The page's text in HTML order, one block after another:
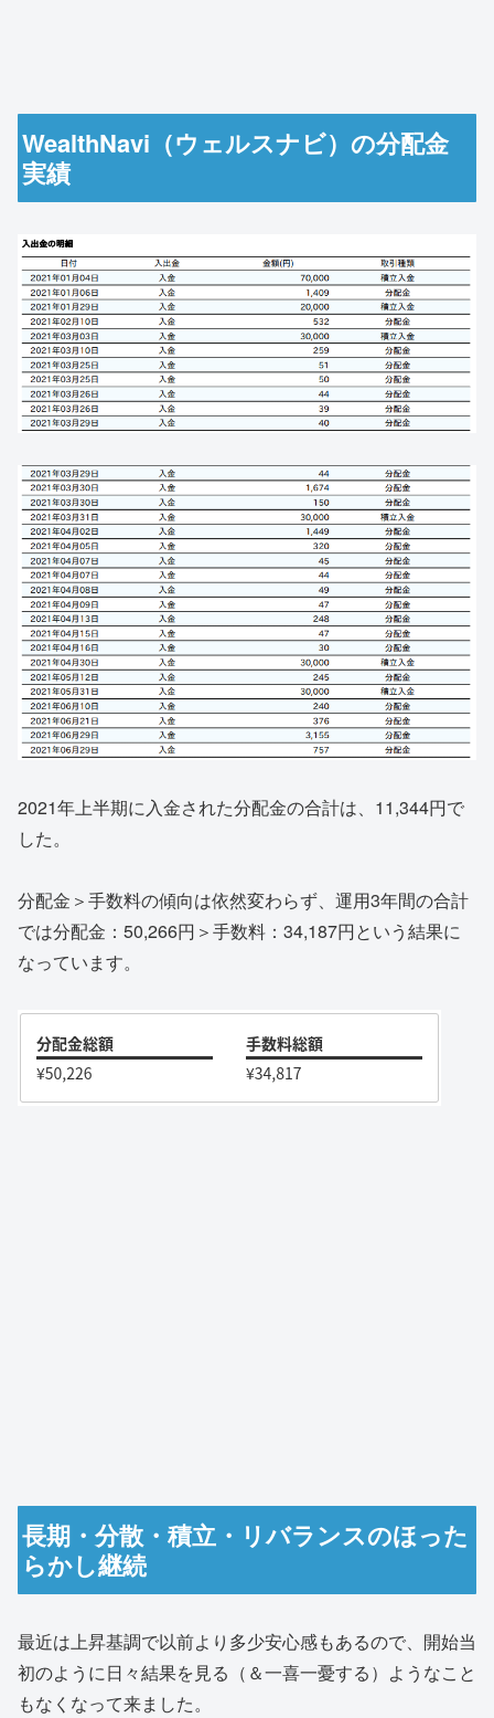
WealthNavi（ウェルスナビ）の分配金
実績
2021年上半期に入金された分配金の合計は、11,344円で
した。
分配金＞手数料の傾向は依然変わらず、運用3年間の合計
では分配金：50,266円＞手数料：34,187円という結果に
なっています。
長期・分散・積立・リバランスのほった
らかし継続
最近は上昇基調で以前より多少安心感もあるので、開始当
初のように日々結果を見る（＆一喜一憂する）ようなこと
もなくなって来ました。